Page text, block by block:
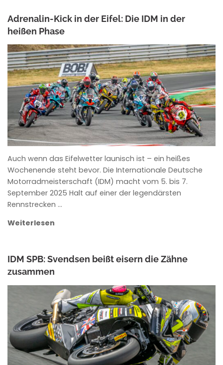
Adrenalin-Kick in der Eifel: Die IDM in der
heißen Phase
ANKE WIECZOREK
Auch wenn das Eifelwetter launisch ist – ein heißes
Wochenende steht bevor. Die Internationale Deutsche
Motorradmeisterschaft (IDM) macht vom 5. bis 7.
September 2025 Halt auf einer der legendärsten
Rennstrecken …
Weiterlesen
IDM SPB: Svendsen beißt eisern die Zähne
zusammen
ANKE WIECZOREK